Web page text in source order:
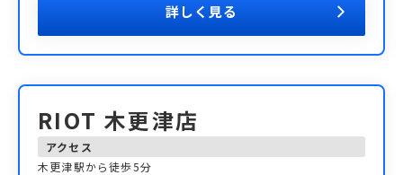
詳しく見る
RIOT 木更津店
アクセス
木更津駅から徒歩5分